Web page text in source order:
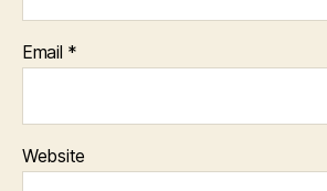
Email *
Website